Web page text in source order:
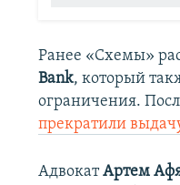
Ранее «Схемы»
Bank, который
ограничения.
прекратили
АдвокатАртем